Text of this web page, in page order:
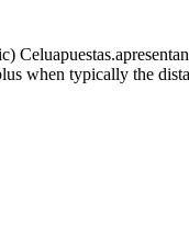
when typically the